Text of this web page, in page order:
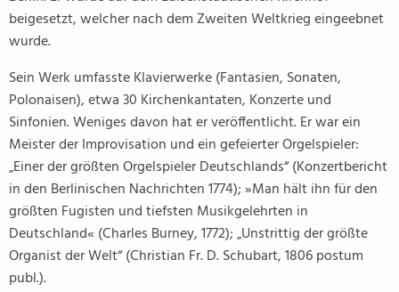
beigesetzt, welcher nach dem Zweiten Weltkrieg eingeebnet
wurde.
Sein Werk umfasste Klavierwerke (Fantasien, Sonaten,
Polonaisen), etwa 30 Kirchenkantaten, Konzerte und
Sinfonien. Weniges davon hat er veröffentlicht. Er war ein
Meister der Improvisation und ein gefeierter Orgelspieler:
„Einer der größten Orgelspieler Deutschlands“ (Konzertbericht
in den Berlinischen Nachrichten 1774); »Man hält ihn für den
größten Fugisten und tiefsten Musikgelehrten in
Deutschland« (Charles Burney, 1772); „Unstrittig der größte
Organist der Welt“ (Christian Fr. D. Schubart, 1806 postum
publ.).